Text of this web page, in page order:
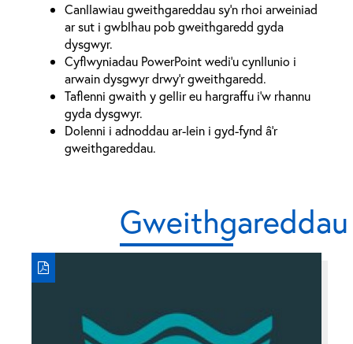
Canllawiau gweithgareddau sy'n rhoi arweiniad
ar sut i gwblhau pob gweithgaredd gyda
dysgwyr.
Cyflwyniadau PowerPoint wedi'u cynllunio i
arwain dysgwyr drwy'r gweithgaredd.
Taflenni gwaith y gellir eu hargraffu i'w rhannu
gyda dysgwyr.
Dolenni i adnoddau ar-lein i gyd-fynd â'r
gweithgareddau.
Gweithgareddau